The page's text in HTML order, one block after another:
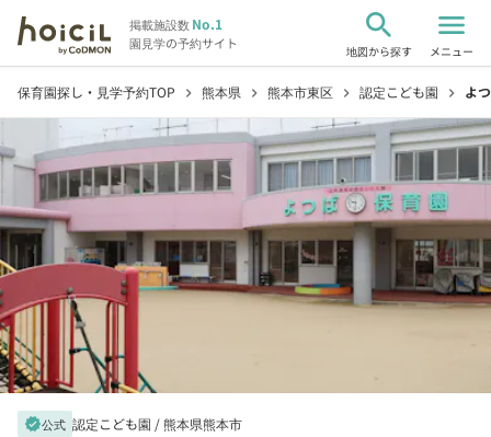
掲載施設数No.1
園見学の予約サイト
search
地図から探す
menu
メニュー
保育園探し・見学予約TOP chevron_right 熊本県 chevron_right 熊本市東区 chevron_right 認定こども園 chevron_right よ
verified公式 認定こども園 /熊本県熊本市